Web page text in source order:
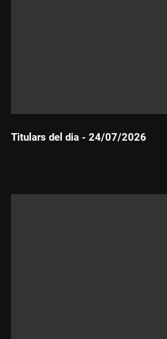
Titulars del dia - 24/07/2026